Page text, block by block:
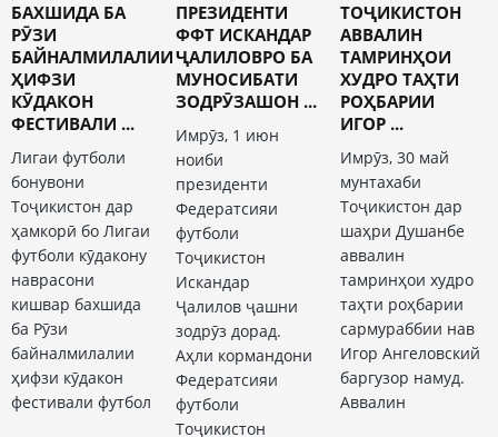
БАХШИДА БА
РӮЗИ
БАЙНАЛМИЛАЛИИ
ҲИФЗИ
КӮДАКОН
ФЕСТИВАЛИ ...
Лигаи футболи
бонувони
Тоҷикистон дар
ҳамкорӣ бо Лигаи
футболи кӯдакону
наврасони
кишвар бахшида
ба Рӯзи
байналмилалии
ҳифзи кӯдакон
фестивали футбол
ПРЕЗИДЕНТИ
ФФТ ИСКАНДАР
ҶАЛИЛОВРО БА
МУНОСИБАТИ
ЗОДРӮЗАШОН ...
Имрӯз, 1 июн
ноиби
президенти
Федератсияи
футболи
Тоҷикистон
Искандар
Ҷалилов ҷашни
зодрӯз дорад.
Аҳли кормандони
Федератсияи
футболи
Тоҷикистон
ТОҶИКИСТОН
АВВАЛИН
ТАМРИНҲОИ
ХУДРО ТАҲТИ
РОҲБАРИИ
ИГОР ...
Имрӯз, 30 май
мунтахаби
Тоҷикистон дар
шаҳри Душанбе
аввалин
тамринҳои худро
таҳти роҳбарии
сармураббии нав
Игор Ангеловский
баргузор намуд.
Аввалин